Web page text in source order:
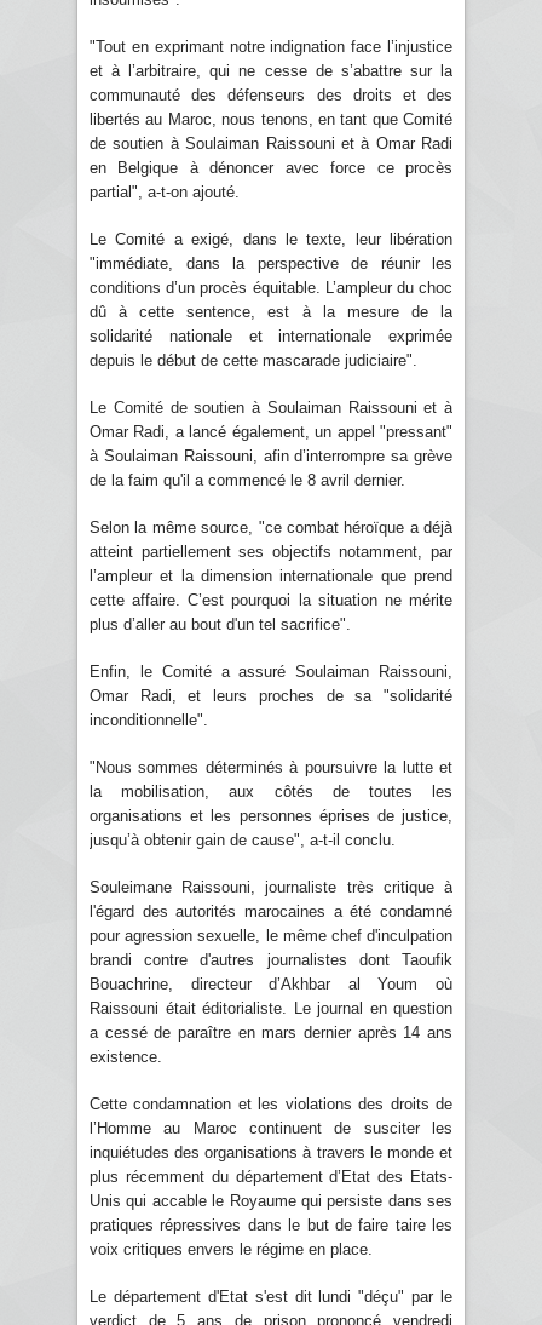
"Tout en exprimant notre indignation face l’injustice
et à l’arbitraire, qui ne cesse de s’abattre sur la
communauté des défenseurs des droits et des
libertés au Maroc, nous tenons, en tant que Comité
de soutien à Soulaiman Raissouni et à Omar Radi
en Belgique à dénoncer avec force ce procès
partial", a-t-on ajouté.
Le Comité a exigé, dans le texte, leur libération
"immédiate, dans la perspective de réunir les
conditions d’un procès équitable. L’ampleur du choc
dû à cette sentence, est à la mesure de la
solidarité nationale et internationale exprimée
depuis le début de cette mascarade judiciaire".
Le Comité de soutien à Soulaiman Raissouni et à
Omar Radi, a lancé également, un appel "pressant"
à Soulaiman Raissouni, afin d’interrompre sa grève
de la faim qu'il a commencé le 8 avril dernier.
Selon la même source, "ce combat héroïque a déjà
atteint partiellement ses objectifs notamment, par
l’ampleur et la dimension internationale que prend
cette affaire. C’est pourquoi la situation ne mérite
plus d’aller au bout d'un tel sacrifice".
Enfin, le Comité a assuré Soulaiman Raissouni,
Omar Radi, et leurs proches de sa "solidarité
inconditionnelle".
"Nous sommes déterminés à poursuivre la lutte et
la mobilisation, aux côtés de toutes les
organisations et les personnes éprises de justice,
jusqu’à obtenir gain de cause", a-t-il conclu.
Souleimane Raissouni, journaliste très critique à
l'égard des autorités marocaines a été condamné
pour agression sexuelle, le même chef d'inculpation
brandi contre d'autres journalistes dont Taoufik
Bouachrine, directeur d’Akhbar al Youm où
Raissouni était éditorialiste. Le journal en question
a cessé de paraître en mars dernier après 14 ans
existence.
Cette condamnation et les violations des droits de
l’Homme au Maroc continuent de susciter les
inquiétudes des organisations à travers le monde et
plus récemment du département d’Etat des Etats-
Unis qui accable le Royaume qui persiste dans ses
pratiques répressives dans le but de faire taire les
voix critiques envers le régime en place.
Le département d'Etat s'est dit lundi "déçu" par le
verdict de 5 ans de prison prononcé vendredi